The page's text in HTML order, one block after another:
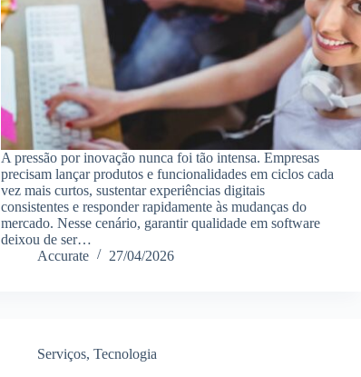
A pressão por inovação nunca foi tão intensa. Empresas
precisam lançar produtos e funcionalidades em ciclos cada
vez mais curtos, sustentar experiências digitais
consistentes e responder rapidamente às mudanças do
mercado. Nesse cenário, garantir qualidade em software
deixou de ser…
Accurate
27/04/2026
Serviços, Tecnologia